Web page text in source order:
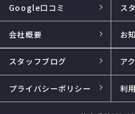
Google口コミ ス
会社概要 お
スタッフブログ ア
プライバシーポリシー 利